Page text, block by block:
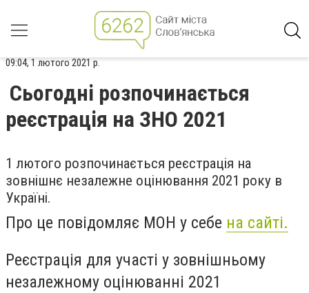
09:04, 1 лютого 2021 р.
Сьогодні розпочинається
реєстрація на ЗНО 2021
1 лютого розпочинається реєстрація на
зовнішнє незалежне оцінювання 2021 року в
Україні.
Про це повідомляє МОН у себе на сайті.
Реєстрація для участі у зовнішньому
незалежному оцінюванні 2021